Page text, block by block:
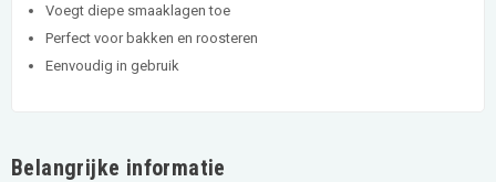
Voegt diepe smaaklagen toe
Perfect voor bakken en roosteren
Eenvoudig in gebruik
Belangrijke informatie